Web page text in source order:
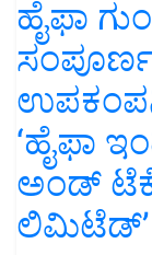
ಹೈಫಾ
‘ಹೈಫಾ
ಅಂಡ್
ಲಿಮಿಟೆಡ್’